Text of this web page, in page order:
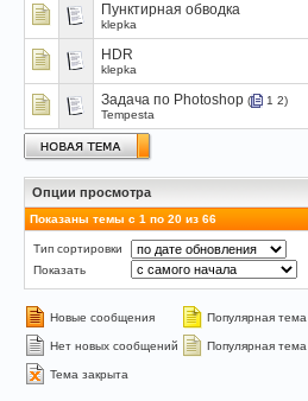
Пунктирная обводка
klepka
HDR
klepka
Задача по Photoshop ( 1 2)
Tempesta
Опции просмотра
Показаны темы с 1 по 20 из 66
Тип сортировки
Показать
Новые сообщения Популярная
Нет новых сообщений Популярная
Тема закрыта